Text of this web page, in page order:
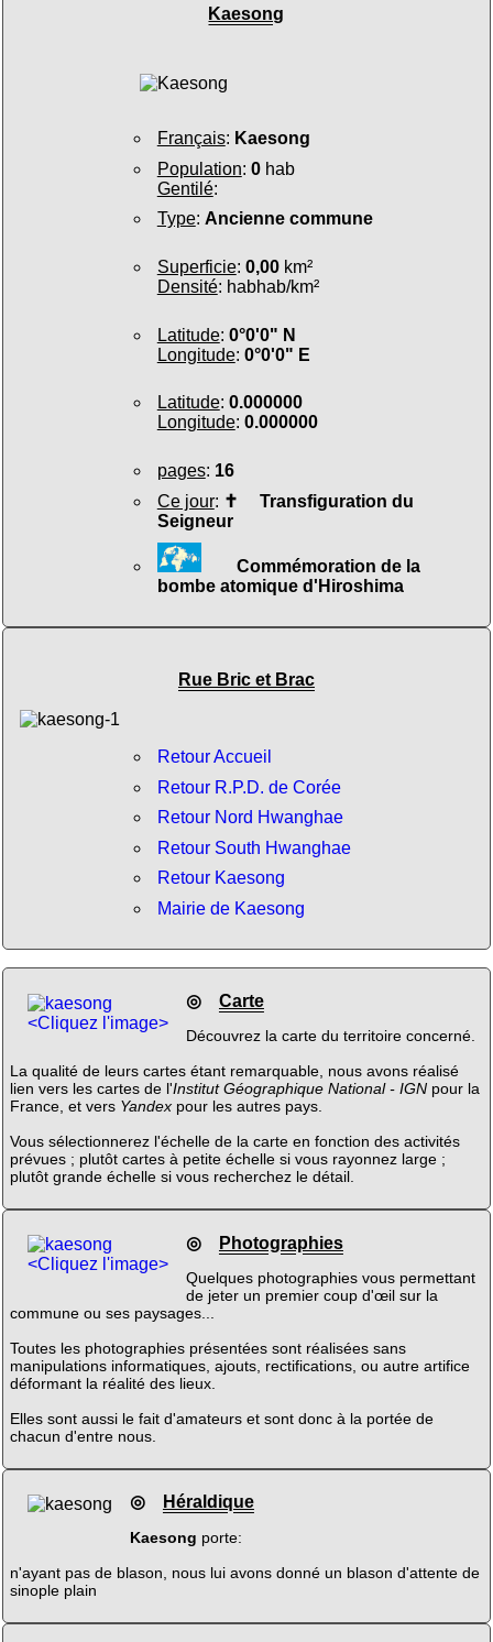
Kaesong
Français: Kaesong
Population: 0hab
Gentilé:
Type: Ancienne commune
Superficie: 0,00km²
Densité: habhab/km²
Latitude: 0°0'0" N
Longitude: 0°0'0" E
Latitude: 0.000000
Longitude: 0.000000
pages: 16
Ce jour: ✝ Transfiguration du
Seigneur
Commémoration de la
bombe atomique d'Hiroshima
Rue Bric et Brac
Retour Accueil
Retour R.P.D. de Corée
Retour Nord Hwanghae
Retour South Hwanghae
Retour Kaesong
Mairie de Kaesong
<Cliquez l'image>
◎ Carte
Découvrez la carte du territoire concerné.
La qualité de leurs cartes étant remarquable, nous avons réalisé
lien vers les cartes de l'Institut Géographique National - IGNpour la
France, et vers Yandexpour les autres pays.
Vous sélectionnerez l'échelle de la carte en fonction des activités
prévues ; plutôt cartes à petite échelle si vous rayonnez large ;
plutôt grande échelle si vous recherchez le détail.
<Cliquez l'image>
◎ Photographies
Quelques photographies vous permettant
de jeter un premier coup d'œil sur la
commune ou ses paysages...
Toutes les photographies présentées sont réalisées sans
manipulations informatiques, ajouts, rectifications, ou autre artifice
déformant la réalité des lieux.
Elles sont aussi le fait d'amateurs et sont donc à la portée de
chacun d'entre nous.
◎ Héraldique
Kaesong porte:
n'ayant pas de blason, nous lui avons donné un blason d'attente de
sinople plain